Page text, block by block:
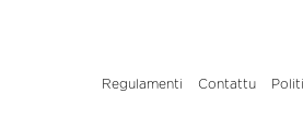
Regulamenti Contattu